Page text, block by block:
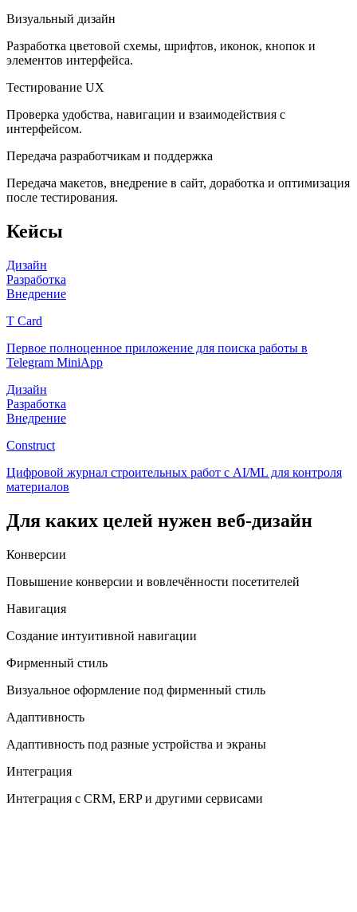
Визуальный дизайн
Разработка цветовой схемы, шрифтов, иконок, кнопок и
элементов интерфейса.
Тестирование UX
Проверка удобства, навигации и взаимодействия с
интерфейсом.
Передача разработчикам и поддержка
Передача макетов, внедрение в сайт, доработка и оптимизация
после тестирования.
Кейсы
Дизайн
Разработка
Внедрение
T Card
Первое полноценное приложение для поиска работы в
Telegram MiniApp
Дизайн
Разработка
Внедрение
Construct
Цифровой журнал строительных работ с AI/ML для контроля
материалов
Для каких целей нужен веб-дизайн
Конверсии
Повышение конверсии и вовлечённости посетителей
Навигация
Создание интуитивной навигации
Фирменный стиль
Визуальное оформление под фирменный стиль
Адаптивность
Адаптивность под разные устройства и экраны
Интеграция
Интеграция с CRM, ERP и другими сервисами